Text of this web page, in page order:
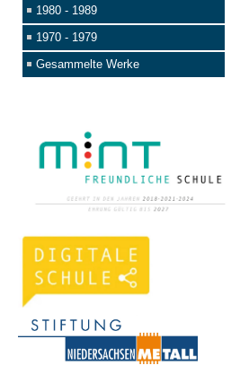
1980 - 1989
1970 - 1979
Gesammelte Werke